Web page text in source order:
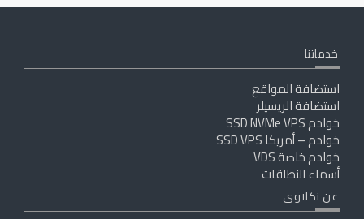
خدماتنا
استضافة المواقع
استضافة الريسيلر
خوادم SSD NVMe VPS
خوادم – أمريكا SSD VPS
خوادم خاصة VDS
أسماء النطاقات
عن نكلاوى